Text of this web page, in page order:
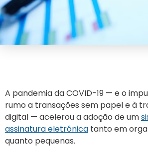
A pandemia da COVID-19 — e o
rumo a transações sem papel e à
digital — acelerou a adoção de um
assinatura eletrônica tanto em
quanto pequenas.